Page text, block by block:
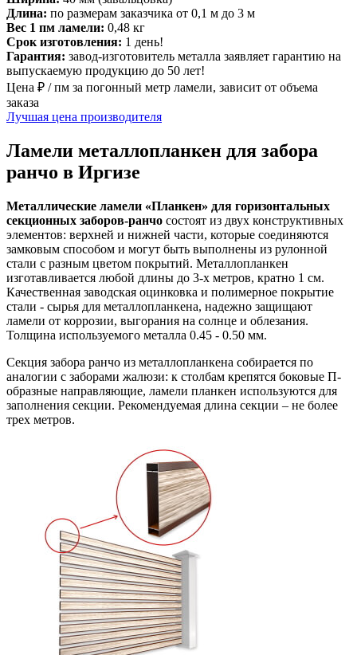
Длина: по размерам заказчика от 0,1 м до 3 м
Вес 1 пм ламели: 0,48 кг
Срок изготовления: 1 день!
Гарантия: завод-изготовитель металла заявляет гарантию на
выпускаемую продукцию до 50 лет!
Цена ₽ / пм за погонный метр ламели, зависит от объема
заказа
Лучшая цена производителя
Ламели металлопланкен для забора
ранчо в Иргизе
Металлические ламели «Планкен» для горизонтальных
секционных заборов-ранчо состоят из двух конструктивных
элементов: верхней и нижней части, которые соединяются
замковым способом и могут быть выполнены из рулонной
стали с разным цветом покрытий. Металлопланкен
изготавливается любой длины до 3-х метров, кратно 1 см.
Качественная заводская оцинковка и полимерное покрытие
стали - сырья для металлопланкена, надежно защищают
ламели от коррозии, выгорания на солнце и облезания.
Толщина используемого металла 0.45 - 0.50 мм.
Секция забора ранчо из металлопланкена собирается по
аналогии с заборами жалюзи: к столбам крепятся боковые П-
образные направляющие, ламели планкен используются для
заполнения секции. Рекомендуемая длина секции – не более
трех метров.